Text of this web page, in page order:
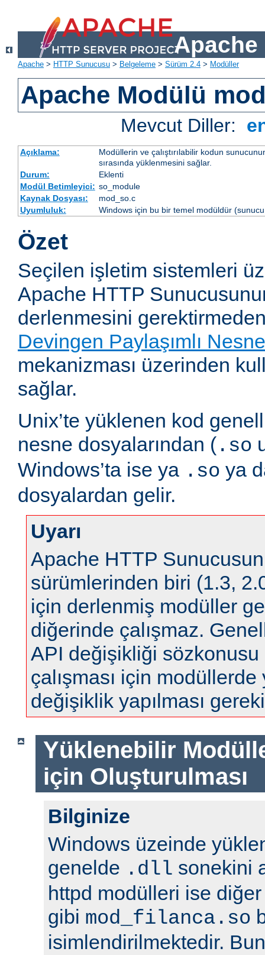
Apache
Apache > HTTP Sunucusu > Belgeleme > Sürüm 2.4 > Modüller
Apache Modülü
Mevcut Diller:
Açıklama:
Modüllerin ve çalıştırılabilir kodun
sırasında yüklenmesini sağlar.
Durum:
Eklenti
Modül Betimleyici: so_module
Kaynak Dosyası:
mod_so.c
Uyumluluk:
Windows için bu bir temel modüldür
Özet
Seçilen işletim sistemleri
Apache HTTP
derlenmesini
Devingen Paylaşımlı Nesne
mekanizması üzerinden
sağlar.
Unix’te yüklenen kod
nesne dosyalarından ( .so
Windows’ta ise ya .so ya
dosyalardan gelir.
Uyarı
Apache HTTP
sürümlerinden biri (1.3,
için derlenmiş modüller
diğerinde çalışmaz.
API değişikliği
çalışması için
değişiklik yapılması
Yüklenebilir
için Oluşturulması
Bilginize
Windows üzeinde
genelde .dll sonekini
httpd modülleri ise
gibi mod_filanca.so
isimlendirilmektedir.